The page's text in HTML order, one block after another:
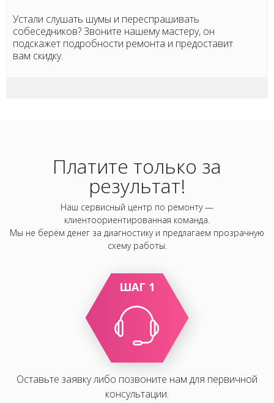
Устали слушать шумы и переспрашивать
собеседников? Звоните нашему мастеру, он
подскажет подробности ремонта и предоставит
вам скидку.
Платите только за
результат!
Наш сервисный центр по ремонту —
клиентоориентированная команда.
Мы не берём денег за диагностику и предлагаем прозрачную
схему работы.
ШАГ 1
Оставьте заявку либо позвоните нам для первичной
консультации.